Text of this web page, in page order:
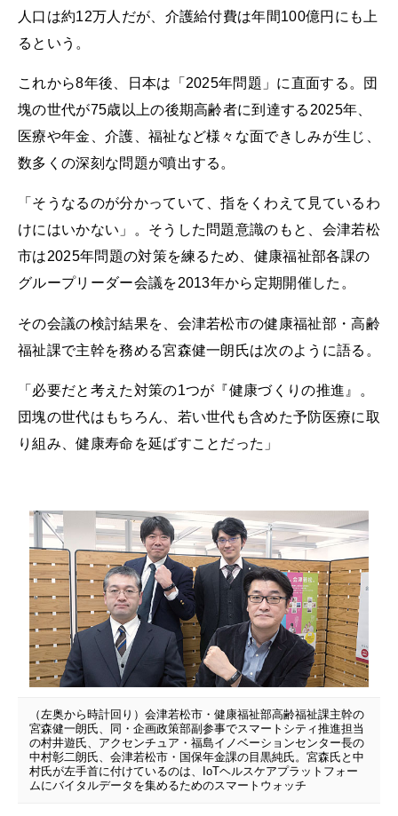
人口は約12万人だが、介護給付費は年間100億円にも上
るという。
これから8年後、日本は「2025年問題」に直面する。団
塊の世代が75歳以上の後期高齢者に到達する2025年、
医療や年金、介護、福祉など様々な面できしみが生じ、
数多くの深刻な問題が噴出する。
「そうなるのが分かっていて、指をくわえて見ているわ
けにはいかない」。そうした問題意識のもと、会津若松
市は2025年問題の対策を練るため、健康福祉部各課の
グループリーダー会議を2013年から定期開催した。
その会議の検討結果を、会津若松市の健康福祉部・高齢
福祉課で主幹を務める宮森健一朗氏は次のように語る。
「必要だと考えた対策の1つが『健康づくりの推進』。
団塊の世代はもちろん、若い世代も含めた予防医療に取
り組み、健康寿命を延ばすことだった」
（左奥から時計回り）会津若松市・健康福祉部高齢福祉課主幹の
宮森健一朗氏、同・企画政策部副参事でスマートシティ推進担当
の村井遊氏、アクセンチュア・福島イノベーションセンター長の
中村彰二朗氏、会津若松市・国保年金課の目黒純氏。宮森氏と中
村氏が左手首に付けているのは、IoTヘルスケアプラットフォー
ムにバイタルデータを集めるためのスマートウォッチ